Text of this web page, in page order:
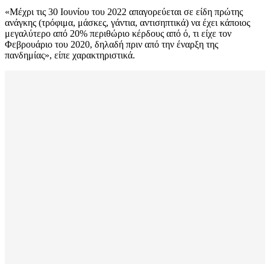
«Μέχρι τις 30 Ιουνίου του 2022 απαγορεύεται σε είδη πρώτης
ανάγκης (τρόφιμα, μάσκες, γάντια, αντισηπτικά) να έχει κάποιος
μεγαλύτερο από 20% περιθώριο κέρδους από ό, τι είχε τον
Φεβρουάριο του 2020, δηλαδή πριν από την έναρξη της
πανδημίας», είπε χαρακτηριστικά.